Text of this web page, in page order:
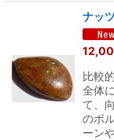
ナッ
比較
全体
て、
のボ
ーン